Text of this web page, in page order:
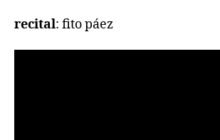
recital: fito páez